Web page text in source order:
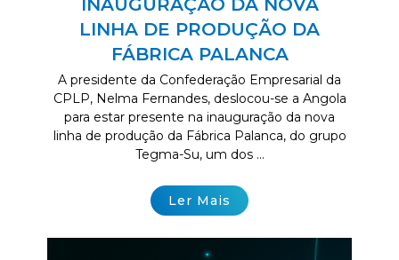
LINHA DE PRODUÇÃO DA
FÁBRICA PALANCA
A presidente da Confederação Empresarial da
CPLP, Nelma Fernandes, deslocou-se a Angola
para estar presente na inauguração da nova
linha de produção da Fábrica Palanca, do grupo
Tegma-Su, um dos ...
Ler Mais